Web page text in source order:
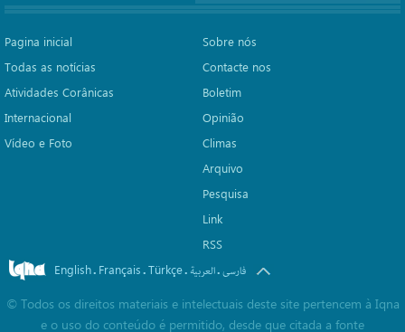
Pagina inicial
Todas as notícias
Atividades Corânicas
Internacional
Vídeo e Foto
Sobre nós
Contacte nos
Boletim
Opinião
Climas
Arquivo
Pesquisa
Link
RSS
English. Français.Türkçe. العربیة.فارسی
© Todos os direitos materiais e intelectuais deste site pertencem à Iqna
e o uso do conteúdo é permitido, desde que citada a fonte